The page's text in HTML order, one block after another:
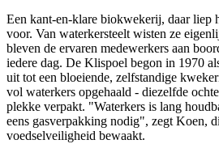
Een kant-en-klare biokwekerij, daar liep
voor. Van waterkersteelt wisten ze
bleven de ervaren medewerkers aan
iedere dag. De Klispoel begon in 1970
uit tot een bloeiende, zelfstandige
vol waterkers opgehaald - diezelfde
plekke verpakt. "Waterkers is lang
eens gasverpakking nodig", zegt Koen,
voedselveiligheid bewaakt.